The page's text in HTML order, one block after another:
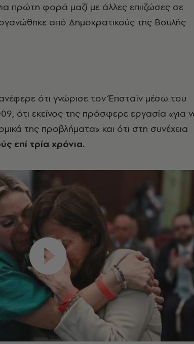
πρώτη φορά μαζί με άλλες επιιζώσες σε
από Δημοκρατικούς της Βουλής
ότι γνώρισε τον Έπσταϊν μέσω του
ότι εκείνος της πρόσφερε εργασία «για
της προβλήματα» και ότι στη συνέχεια
επί τρία χρόνια.